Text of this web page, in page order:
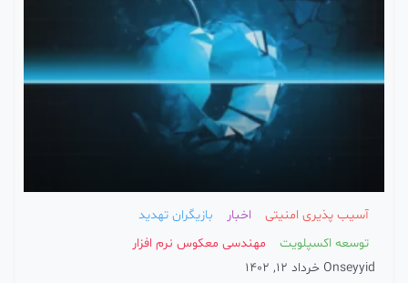
آسیب پذیری امنیتی اخبار
بازیگران تهدید
توسعه اکسپلویت
مهندسی معکوس نرم افزار
seyyid
On خرداد 12, 1402